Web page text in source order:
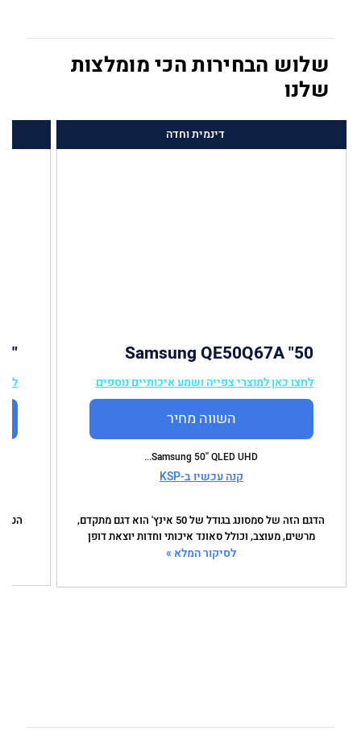
שלוש הבחירות הכי מומלצות
שלנו
דינמית וחדה
50" Samsung QE50Q67A
לחצו כאן למוצרי צפייה ושמע איכותיים נוספים
השווה מחיר
Samsung 50'' QLED UHD...
קנה עכשיו ב-KSP
הדגם הזה של סמסונג בגודל של 50 אינץ' הוא דגם מתקדם,
מרשים, מעוצב, וכולל סאונד איכותי וחדות יוצאת דופן
לסיקור המלא »
"50 TCL QLED 50C725